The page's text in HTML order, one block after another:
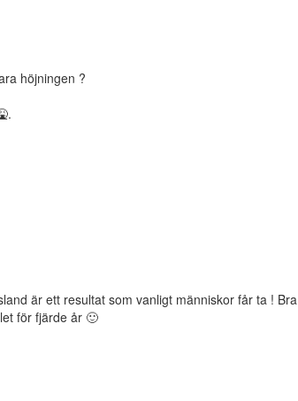
höjningen ?
är ett resultat som vanligt människor får ta ! Bra
för fjärde år 🙂